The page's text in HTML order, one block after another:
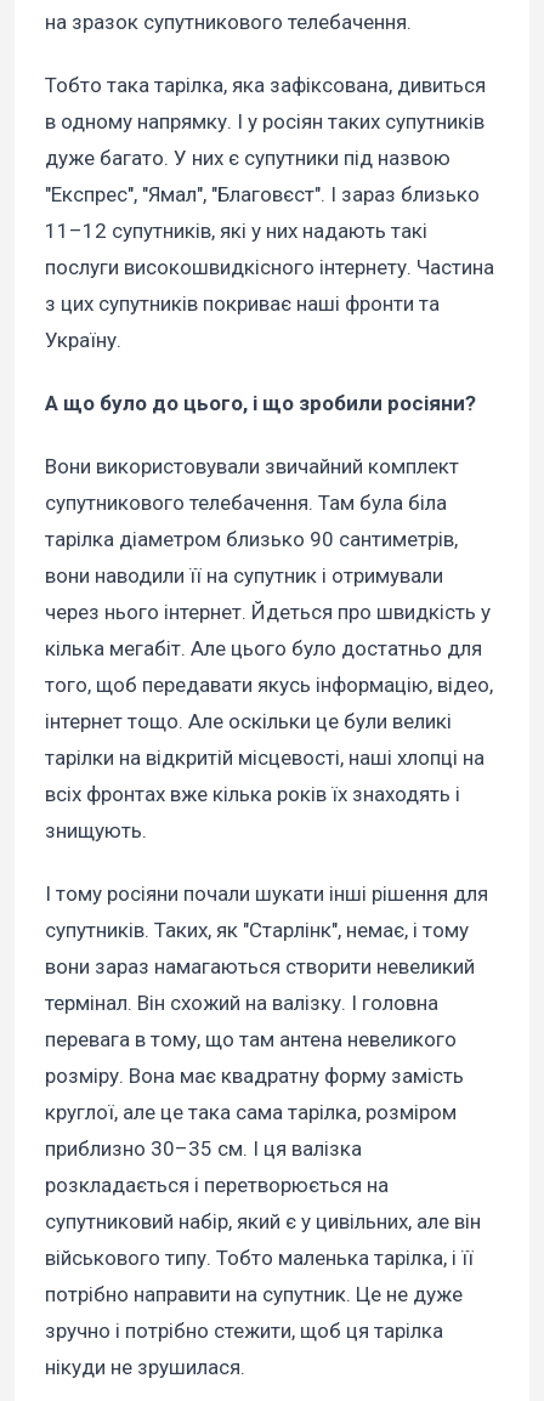
на зразок супутникового телебачення.
Тобто така тарілка, яка зафіксована, дивиться
в одному напрямку. І у росіян таких супутників
дуже багато. У них є супутники під назвою
"Експрес", "Ямал", "Благовєст". І зараз близько
11–12 супутників, які у них надають такі
послуги високошвидкісного інтернету. Частина
з цих супутників покриває наші фронти та
Україну.
А що було до цього, і що зробили росіяни?
Вони використовували звичайний комплект
супутникового телебачення. Там була біла
тарілка діаметром близько 90 сантиметрів,
вони наводили її на супутник і отримували
через нього інтернет. Йдеться про швидкість у
кілька мегабіт. Але цього було достатньо для
того, щоб передавати якусь інформацію, відео,
інтернет тощо. Але оскільки це були великі
тарілки на відкритій місцевості, наші хлопці на
всіх фронтах вже кілька років їх знаходять і
знищують.
І тому росіяни почали шукати інші рішення для
супутників. Таких, як "Старлінк", немає, і тому
вони зараз намагаються створити невеликий
термінал. Він схожий на валізку. І головна
перевага в тому, що там антена невеликого
розміру. Вона має квадратну форму замість
круглої, але це така сама тарілка, розміром
приблизно 30–35 см. І ця валізка
розкладається і перетворюється на
супутниковий набір, який є у цивільних, але він
військового типу. Тобто маленька тарілка, і її
потрібно направити на супутник. Це не дуже
зручно і потрібно стежити, щоб ця тарілка
нікуди не зрушилася.